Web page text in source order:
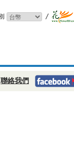
聯絡我們